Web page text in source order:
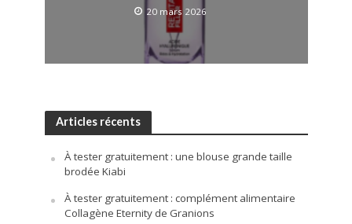
20 mars 2026
Articles récents
À tester gratuitement : une blouse grande taille
brodée Kiabi
À tester gratuitement : complément alimentaire
Collagène Eternity de Granions